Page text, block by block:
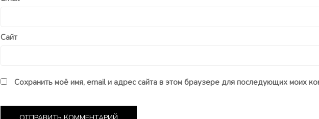
Сайт
Сохранить моё имя, email и адрес сайта в этом браузере для последующих моих